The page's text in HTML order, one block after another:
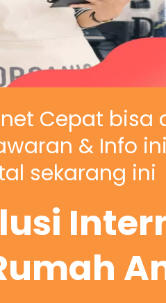
Cepat bisa
& Info
sekarang ini